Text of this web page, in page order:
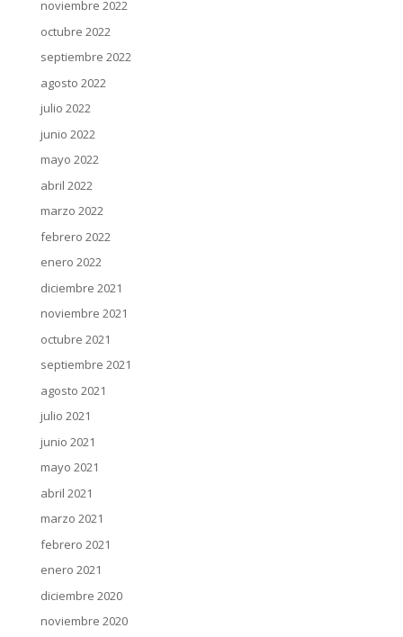
noviembre 2022
octubre 2022
septiembre 2022
agosto 2022
julio 2022
junio 2022
mayo 2022
abril 2022
marzo 2022
febrero 2022
enero 2022
diciembre 2021
noviembre 2021
octubre 2021
septiembre 2021
agosto 2021
julio 2021
junio 2021
mayo 2021
abril 2021
marzo 2021
febrero 2021
enero 2021
diciembre 2020
noviembre 2020